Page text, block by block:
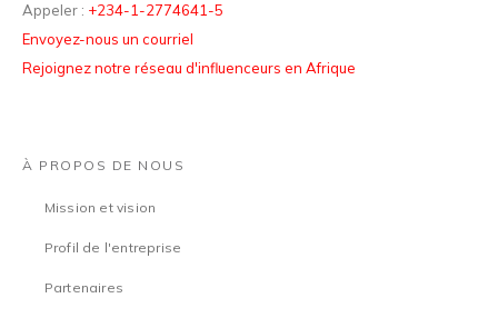
Appeler : +234-1-2774641-5
Envoyez-nous un courriel
Rejoignez notre réseau d'influenceurs en Afrique
À PROPOS DE NOUS
Mission et vision
Profil de l'entreprise
Partenaires